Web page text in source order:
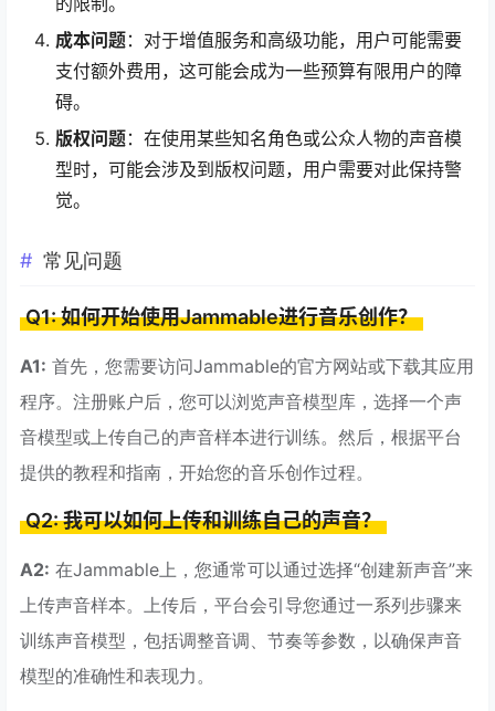
成本问题：对于增值服务和高级功能，用户可能需要
支付额外费用，这可能会成为一些预算有限用户的障
碍。
版权问题：在使用某些知名角色或公众人物的声音模
型时，可能会涉及到版权问题，用户需要对此保持警
觉。
常见问题
Q1: 如何开始使用Jammable进行音乐创作？
A1: 首先，您需要访问Jammable的官方网站或下载其应用
程序。注册账户后，您可以浏览声音模型库，选择一个声
音模型或上传自己的声音样本进行训练。然后，根据平台
提供的教程和指南，开始您的音乐创作过程。
Q2: 我可以如何上传和训练自己的声音？
A2: 在Jammable上，您通常可以通过选择“创建新声音”来
上传声音样本。上传后，平台会引导您通过一系列步骤来
训练声音模型，包括调整音调、节奏等参数，以确保声音
模型的准确性和表现力。